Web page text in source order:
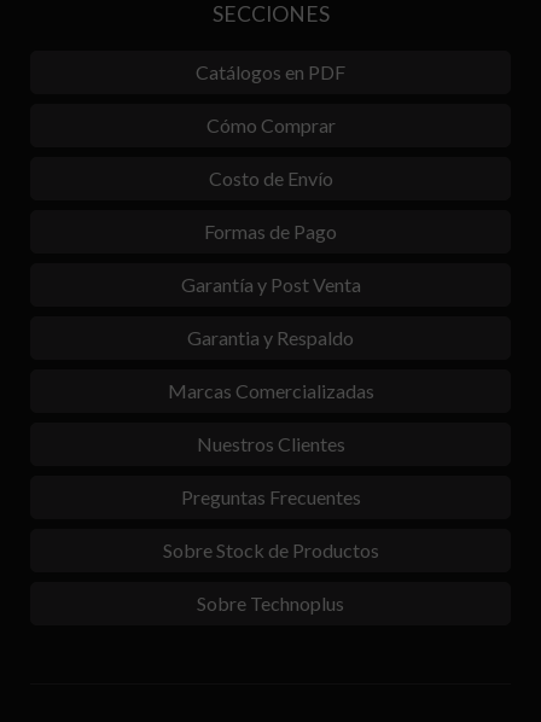
SECCIONES
Catálogos en PDF
Cómo Comprar
Costo de Envío
Formas de Pago
Garantía y Post Venta
Garantia y Respaldo
Marcas Comercializadas
Nuestros Clientes
Preguntas Frecuentes
Sobre Stock de Productos
Sobre Technoplus